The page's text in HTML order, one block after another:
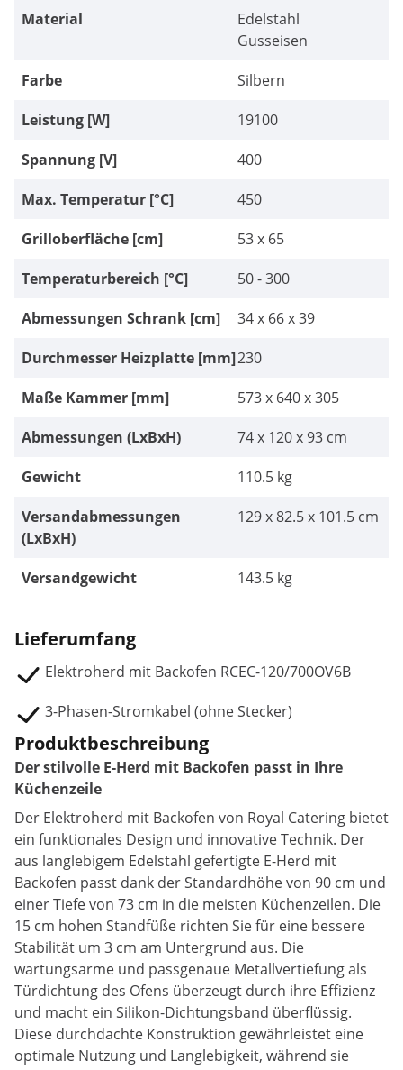
Material
Edelstahl
Gusseisen
Farbe
Silbern
Leistung [W]
19100
Spannung [V]
400
Max. Temperatur [°C]
450
Grilloberfläche [cm]
53 x 65
Temperaturbereich [°C]
50 - 300
Abmessungen Schrank [cm]
34 x 66 x 39
Durchmesser Heizplatte [mm]230
Maße Kammer [mm]
573 x 640 x 305
Abmessungen (LxBxH)
74 x 120 x 93 cm
Gewicht
110.5 kg
Versandabmessungen
(LxBxH)
129 x 82.5 x 101.5 cm
Versandgewicht 143.5 kg
Lieferumfang
Elektroherd mit Backofen RCEC-120/700OV6B
3-Phasen-Stromkabel (ohne Stecker)
Produktbeschreibung
Der stilvolle E-Herd mit Backofen passt in Ihre
Küchenzeile
Der Elektroherd mit Backofen von Royal Catering bietet
ein funktionales Design und innovative Technik. Der
aus langlebigem Edelstahl gefertigte E-Herd mit
Backofen passt dank der Standardhöhe von 90 cm und
einer Tiefe von 73 cm in die meisten Küchenzeilen. Die
15 cm hohen Standfüße richten Sie für eine bessere
Stabilität um 3 cm am Untergrund aus. Die
wartungsarme und passgenaue Metallvertiefung als
Türdichtung des Ofens überzeugt durch ihre Effizienz
und macht ein Silikon-Dichtungsband überflüssig.
Diese durchdachte Konstruktion gewährleistet eine
optimale Nutzung und Langlebigkeit, während sie